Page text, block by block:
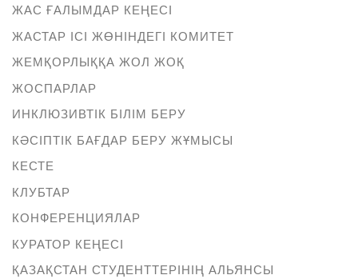
ЖАС ҒАЛЫМДАР КЕҢЕСІ
ЖАСТАР ІСІ ЖӨНІНДЕГІ КОМИТЕТ
ЖЕМҚОРЛЫҚҚА ЖОЛ ЖОҚ
ЖОСПАРЛАР
ИНКЛЮЗИВТІК БІЛІМ БЕРУ
КӘСІПТІК БАҒДАР БЕРУ ЖҰМЫСЫ
КЕСТЕ
КЛУБТАР
КОНФЕРЕНЦИЯЛАР
КУРАТОР КЕҢЕСІ
ҚАЗАҚСТАН СТУДЕНТТЕРІНІҢ АЛЬЯНСЫ